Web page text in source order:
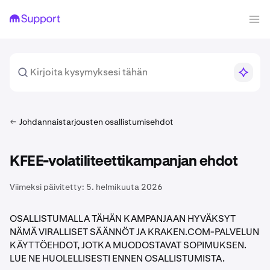
Johdannaistarjousten osallistumisehdot
KFEE-volatiliteettikampanjan ehdot
Viimeksi päivitetty: 5. helmikuuta 2026
OSALLISTUMALLA TÄHÄN KAMPANJAAN HYVÄKSYT
NÄMÄ VIRALLISET SÄÄNNÖT JA KRAKEN.COM-PALVELUN
KÄYTTÖEHDOT, JOTKA MUODOSTAVAT SOPIMUKSEN.
LUE NE HUOLELLISESTI ENNEN OSALLISTUMISTA.